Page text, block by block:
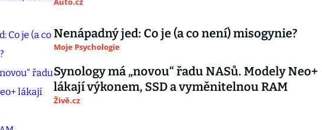
Nenápadný jed: Co je (a co není) misogynie?
Moje Psychologie
Synology má „novou“ řadu NASů. Modely Neo+
lákají výkonem, SSD a vyměnitelnou RAM
Živě.cz